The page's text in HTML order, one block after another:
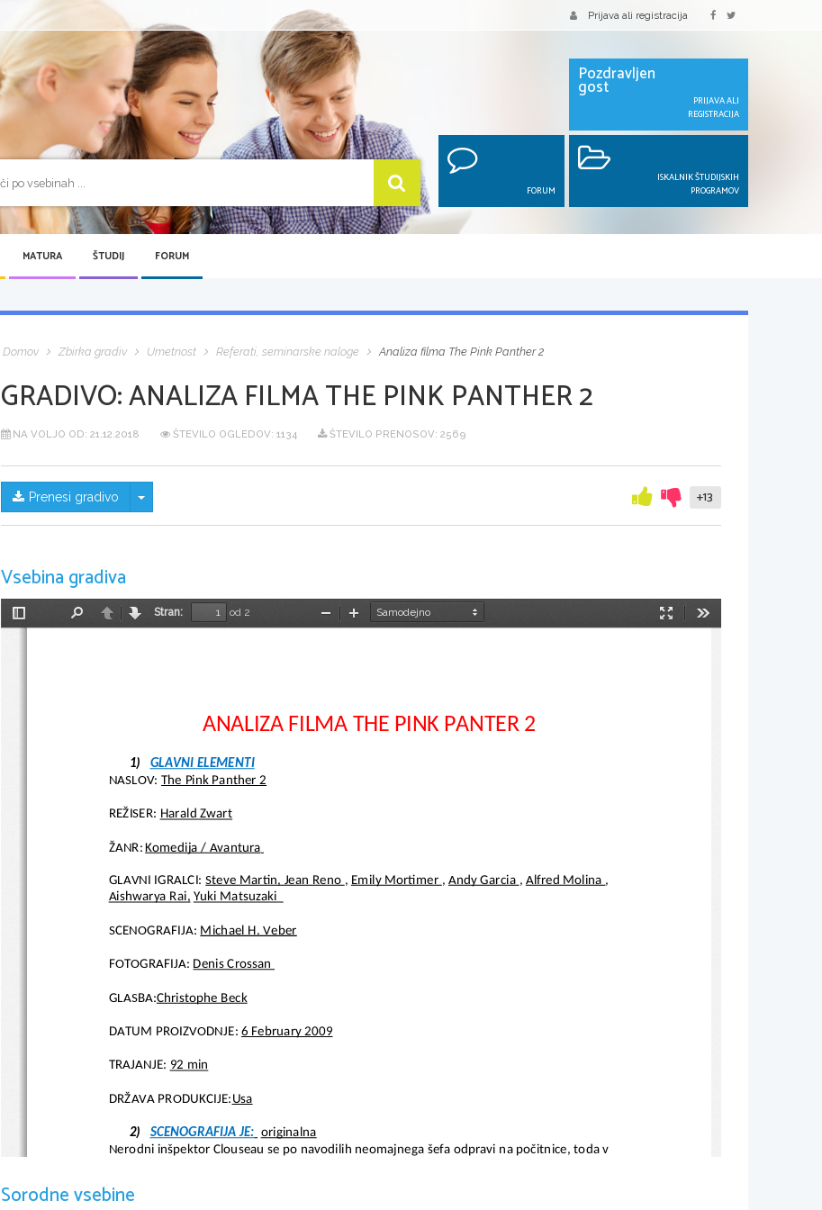
Prijava ali registracija
Pozdravljen
gost
PRIJAVA ALI
REGISTRACIJA
FORUM
ISKALNIK ŠTUDIJSKIH
PROGRAMOV
MATURA ŠTUDIJ FORUM
Domov Zbirka gradiv Umetnost Referati, seminarske naloge Analiza filma The Pink Panther 2
GRADIVO:ANALIZA FILMA THE PINK PANTHER 2
NA VOLJO OD: 21.12.2018 ŠTEVILO OGLEDOV: 1134 ŠTEVILO PRENOSOV: 2569
Prenesi gradivo Skrij/prikaži meni +13
Vsebina gradiva
Preklopi
NazajNaprej
Stran:
od 2
Način
PomanjšajPovečaj
ANALIZA FILMA THE PINK PANTER 2
1)
GLAVNI ELEMENTI
NASLOV: The Pink Panther 2
REŽISER: Harald Zwart
ŽANR:Komedija / Avantura
GLAVNI IGRALCI: Steve Martin, Jean Reno , Emily Mortimer , Andy Garcia , Alfred Molina ,
Aishwarya Rai, Yuki Matsuzaki
SCENOGRAFIJA: Michael H. Veber
FOTOGRAFIJA: Denis Crossan
GLASBA:Christophe Beck
DATUM PROIZVODNJE: 6 February 2009
TRAJANJE: 92 min
DRŽAVA PRODUKCIJE:Usa
2) SCENOGRAFIJA JE: originalna
Nerodni inšpektor Clouseau se po navodilih neomajnega šefa odpravi na počitnice, toda v
Sorodne vsebine